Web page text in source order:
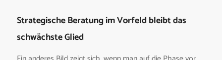
Strategische Beratung im Vorfeld bleibt das
schwächste Glied